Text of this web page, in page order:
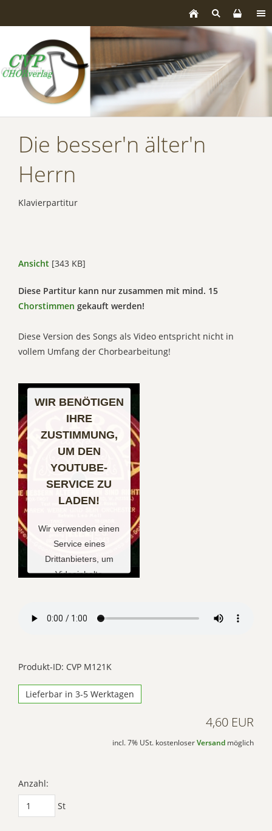
Die besser'n älter'n
Herrn
Klavierpartitur
Ansicht [343 KB]
Diese Partitur kann nur zusammen mit mind. 15
Chorstimmen gekauft werden!
Diese Version des Songs als Video entspricht nicht in
vollem Umfang der Chorbearbeitung!
WIR BENÖTIGEN
IHRE
ZUSTIMMUNG,
UM DEN
YOUTUBE-
SERVICE ZU
LADEN!
Wir verwenden einen
Service eines
Drittanbieters, um
Videoinhalte
Ihren Aktivitäten
und stimmen Sie der
zu, um dieses Video
Powered by
Usercentrics Consent
Produkt-ID: CVP M121K
Lieferbar in 3-5 Werktagen
4,60 EUR
incl. 7% USt. kostenloser Versand möglich
Anzahl:
St